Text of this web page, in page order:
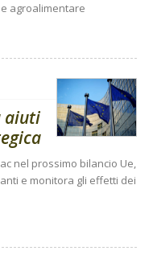
agroalimentare
aiuti
nel prossimo bilancio Ue,
e monitora gli effetti dei